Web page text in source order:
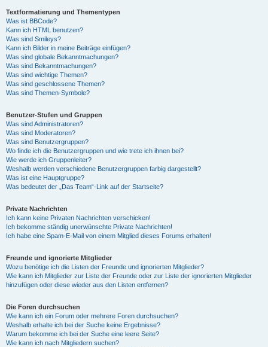
Textformatierung und Thementypen
Was ist BBCode?
Kann ich HTML benutzen?
Was sind Smileys?
Kann ich Bilder in meine Beiträge einfügen?
Was sind globale Bekanntmachungen?
Was sind Bekanntmachungen?
Was sind wichtige Themen?
Was sind geschlossene Themen?
Was sind Themen-Symbole?
Benutzer-Stufen und Gruppen
Was sind Administratoren?
Was sind Moderatoren?
Was sind Benutzergruppen?
Wo finde ich die Benutzergruppen und wie trete ich ihnen bei?
Wie werde ich Gruppenleiter?
Weshalb werden verschiedene Benutzergruppen farbig dargestellt?
Was ist eine Hauptgruppe?
Was bedeutet der „Das Team“-Link auf der Startseite?
Private Nachrichten
Ich kann keine Privaten Nachrichten verschicken!
Ich bekomme ständig unerwünschte Private Nachrichten!
Ich habe eine Spam-E-Mail von einem Mitglied dieses Forums erhalten!
Freunde und ignorierte Mitglieder
Wozu benötige ich die Listen der Freunde und ignorierten Mitglieder?
Wie kann ich Mitglieder zur Liste der Freunde oder zur Liste der ignorierten Mitglieder
hinzufügen oder diese wieder aus den Listen entfernen?
Die Foren durchsuchen
Wie kann ich ein Forum oder mehrere Foren durchsuchen?
Weshalb erhalte ich bei der Suche keine Ergebnisse?
Warum bekomme ich bei der Suche eine leere Seite?
Wie kann ich nach Mitgliedern suchen?